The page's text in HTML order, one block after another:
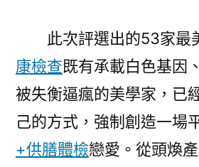
此次評選出的53家最
康檢查既有承載白色基因
被失衡逼瘋的美學家，已
己的方式，強制創造一場
+供膳體檢戀愛。從頭煥